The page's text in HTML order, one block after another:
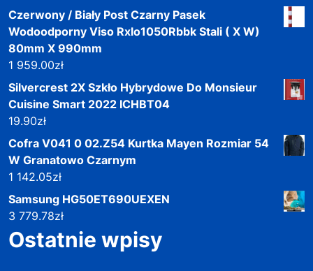
Czerwony / Biały Post Czarny Pasek
Wodoodporny Viso Rxlo1050Rbbk Stali ( X W)
80mm X 990mm
1 959.00zł
Silvercrest 2X Szkło Hybrydowe Do Monsieur
Cuisine Smart 2022 ICHBT04
19.90zł
Cofra V041 0 02.Z54 Kurtka Mayen Rozmiar 54
W Granatowo Czarnym
1 142.05zł
Samsung HG50ET690UEXEN
3 779.78zł
Ostatnie wpisy